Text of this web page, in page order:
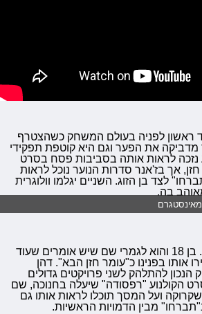
ראשון לפניה בעולם המשחק כשהצטרף
מדביקה את הפער וגם היא קוטפת תפקידי
נזכה לראות אותה בסביבות פסח בסרט
אך בז'אנר סדרות הנוער נוכל לראות
לצד בן הזוג. השניים יגלמו וולוגרית
בה.
בא לשכונה בחור חדש. בן 18 והוא לגמרי שם שיש אומרים שעוד
אותו בפנינו כ"עומר חזן הבא". דהן
הנכון להתלהק לשני פרויקטים גדולים
הקולנוע "רפסודה" שיעלה בחנוכה, שם
שקרוקה ועל המסך תוכלו לראות אותו גם
מבין הדמויות הראשיות.